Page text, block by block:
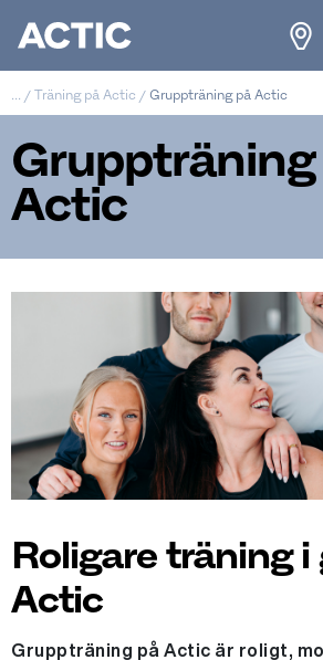
/ Träning på Actic / Gruppträning på Actic
Gruppträning
Actic
Roligare träning
Actic
Gruppträning på Actic är roligt,